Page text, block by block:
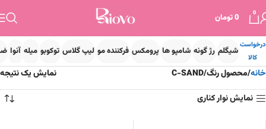
0
0تومان
درخواست
کالا
شیگلم رژ گونه شامپو ها پرومکس فرکننده مو لیپ گلاس توکوبو میله آنوا
خانه محصول رنگ C-SAND
نمایش یک نتیجه
نمایش نوار کناری